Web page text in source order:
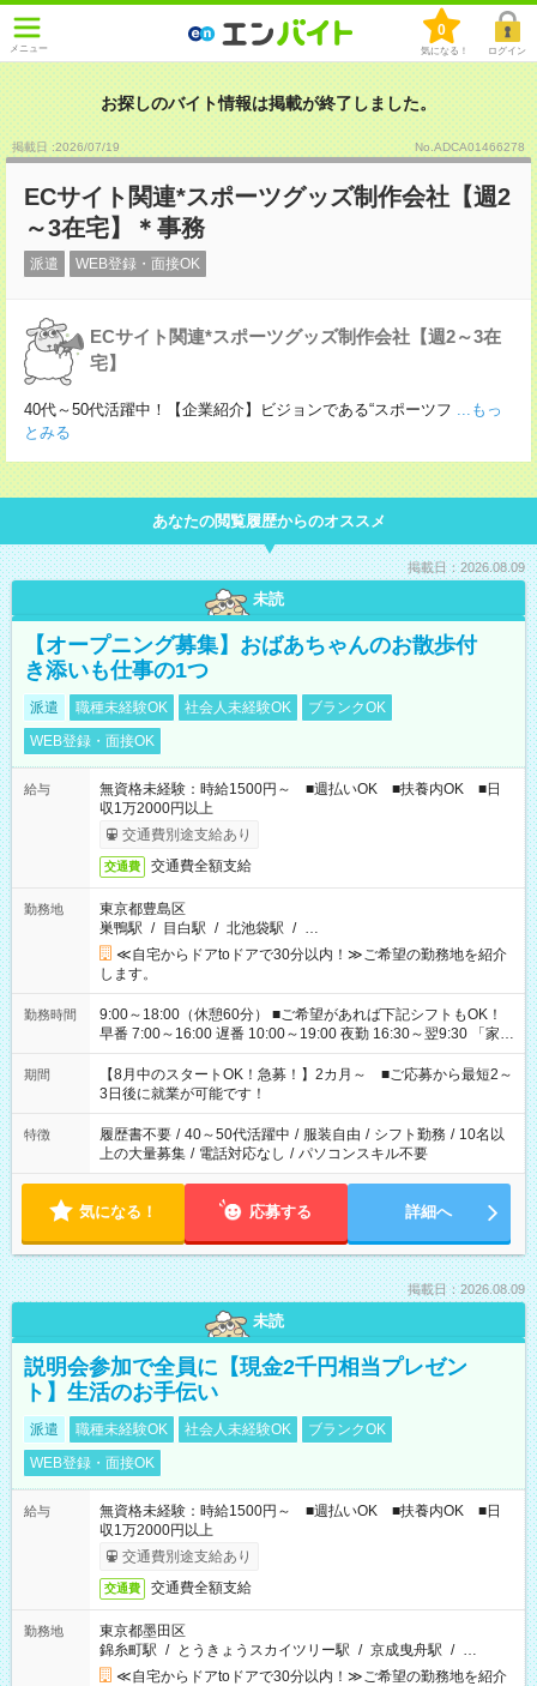
メニュー
0
気になる！ ログイン
お探しのバイト情報は掲載が終了しました。
掲載日 :2026/07/19 No.ADCA01466278
ECサイト関連*スポーツグッズ制作会社【週2
～3在宅】＊事務
派遣 WEB登録・面接OK
ECサイト関連*スポーツグッズ制作会社【週2～3在
宅】
40代～50代活躍中！【企業紹介】ビジョンである“スポーツフ ...もっ
とみる
あなたの閲覧履歴からのオススメ
掲載日：2026.08.09
未読
【オープニング募集】おばあちゃんのお散歩付
き添いも仕事の1つ
派遣 職種未経験OK 社会人未経験OK
ブランクOK
WEB登録・面接OK
給与
無資格未経験：時給1500円～ ■週払いOK ■扶養内OK ■日
収1万2000円以上
交通費別途支給あり
交通費 交通費全額支給
勤務地
東京都豊島区
巣鴨駅 / 目白駅 / 北池袋駅 / …
≪自宅からドアtoドアで30分以内！≫ご希望の勤務地を紹介
します。
勤務時間
9:00～18:00（休憩60分） ■ご希望があれば下記シフトもOK！
早番 7:00～16:00 遅番 10:00～19:00 夜勤 16:30～翌9:30 「家族
と休みを合わせたい」 「余裕を持って夕飯の準備がしたい」
「できれば残業はしたくない」 など、ご希望を教えてください
ね。 ※Wワーク希望の方へ 今ご覧のお仕事で希望する勤務時間
と、もう1つのお仕事の勤務時間。 合計で週40時間を超える場
合は応募できません。
期間
【8月中のスタートOK！急募！】2カ月～ ■ご応募から最短2～
3日後に就業が可能です！
特徴 履歴書不要 / 40～50代活躍中 / 服装自由 / シフト勤務 / 10名以
上の大量募集 / 電話対応なし / パソコンスキル不要
気になる！ 応募する 詳細へ
掲載日：2026.08.09
未読
説明会参加で全員に【現金2千円相当プレゼン
ト】生活のお手伝い
派遣 職種未経験OK 社会人未経験OK
ブランクOK
WEB登録・面接OK
給与
無資格未経験：時給1500円～ ■週払いOK ■扶養内OK ■日
収1万2000円以上
交通費別途支給あり
交通費 交通費全額支給
勤務地
東京都墨田区
錦糸町駅 / とうきょうスカイツリー駅 / 京成曳舟駅 / …
≪自宅からドアtoドアで30分以内！≫ご希望の勤務地を紹介